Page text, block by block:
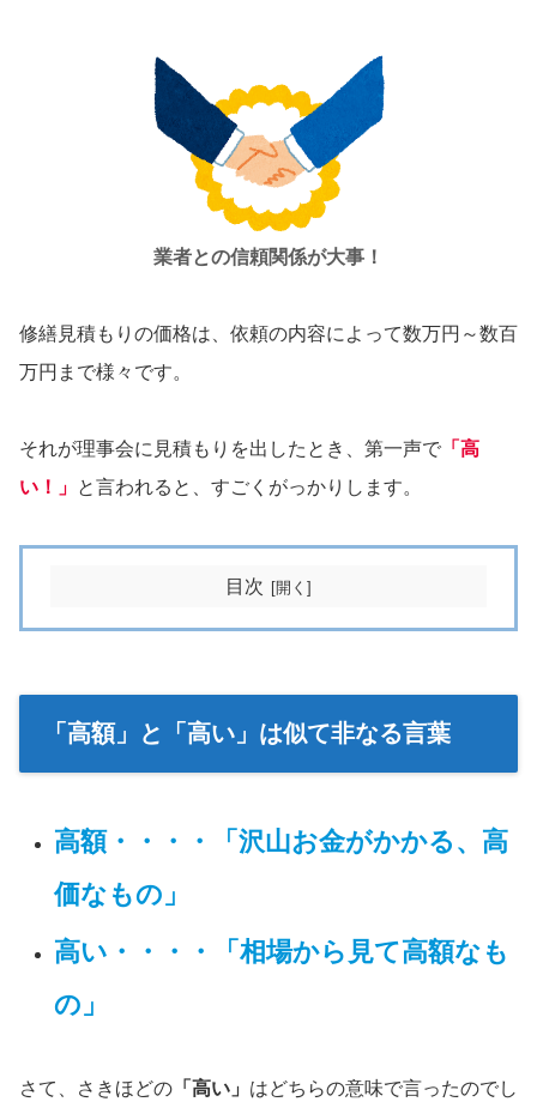
業者との信頼関係が大事！
修繕見積もりの価格は、依頼の内容によって数万円～数百
万円まで様々です。
それが理事会に見積もりを出したとき、第一声で 「高
い！」 と言われると、すごくがっかりします。
目次
「高額」と「高い」は似て非なる言葉
高額・・・・
「沢山お金がかかる、高
価なもの」
高い・・・・
「相場から見て高額なも
の」
さて、さきほどの 「高い」 はどちらの意味で言ったのでし